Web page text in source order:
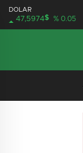
DOLAR
47,5974$ % 0.05